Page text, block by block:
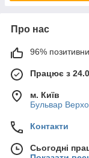
Про нас
96%
Працює з
м. Київ
Бульвар
Контакти
Сьогодні